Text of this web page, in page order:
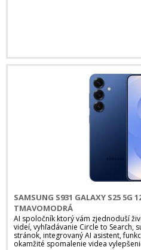
SAMSUNG S931 GALAXY S25 5G
TMAVOMODRÁ
AI spoločník ktorý vám zjednoduší
videí, vyhľadávanie Circle to Search,
stránok, integrovaný AI asistent,
okamžité spomalenie videa